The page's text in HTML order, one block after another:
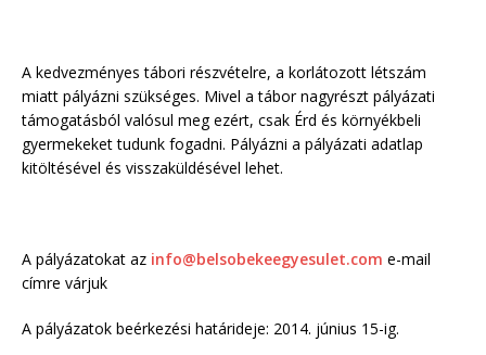
A kedvezményes tábori részvételre, a korlátozott létszám
miatt pályázni szükséges. Mivel a tábor nagyrészt pályázati
támogatásból valósul meg ezért, csak Érd és környékbeli
gyermekeket tudunk fogadni. Pályázni a pályázati adatlap
kitöltésével és visszaküldésével lehet.
A pályázatokat az info@belsobekeegyesulet.com e-mail
címre várjuk
A pályázatok beérkezési határideje: 2014. június 15-ig.